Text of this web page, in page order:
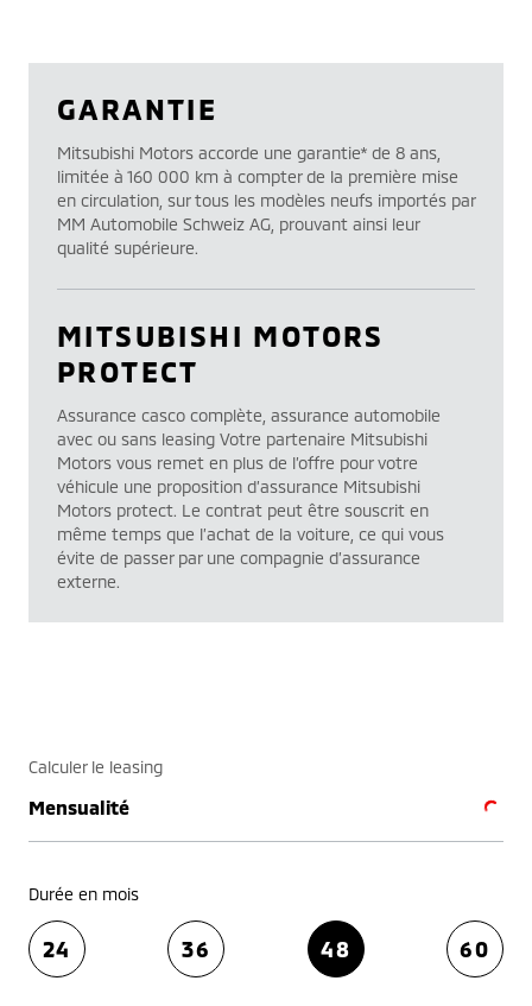
GARANTIE
Mitsubishi Motors accorde une garantie* de 8 ans,
limitée à 160 000 km à compter de la première mise
en circulation, sur tous les modèles neufs importés par
MM Automobile Schweiz AG, prouvant ainsi leur
qualité supérieure.
MITSUBISHI MOTORS
PROTECT
Assurance casco complète, assurance automobile
avec ou sans leasing Votre partenaire Mitsubishi
Motors vous remet en plus de l’offre pour votre
véhicule une proposition d’assurance Mitsubishi
Motors protect. Le contrat peut être souscrit en
même temps que l’achat de la voiture, ce qui vous
évite de passer par une compagnie d’assurance
externe.
Calculer le leasing
Mensualité
Durée en mois
24 36 48 60